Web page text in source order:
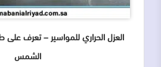
العزل الحراري للمواسير – تعرف
الشمس